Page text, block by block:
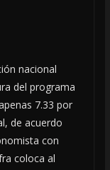
nacional
del programa
7.33 por
de acuerdo
con
coloca al